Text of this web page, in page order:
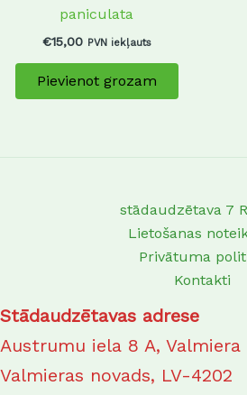
paniculata
€15,00 PVN iekļauts
Pievienot grozam
stādaudzētava 7
Lietošanas
Privātuma
Kontakti
Stādaudzētavas adrese
Austrumu iela 8 A, Valmiera
Valmieras novads, LV-4202